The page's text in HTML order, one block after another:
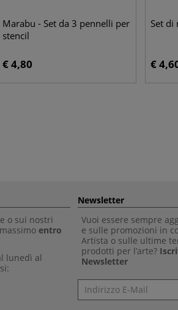
Marabu - Set da 3 pennelli per
stencil
€ 4,80
Set
€
o sui nostri
entro
lunedì al
Newsletter
Vuoi essere sempre
e sulle promozioni in
Artista o sulle ultime
prodotti per l’arte?
Newsletter
Newsletter